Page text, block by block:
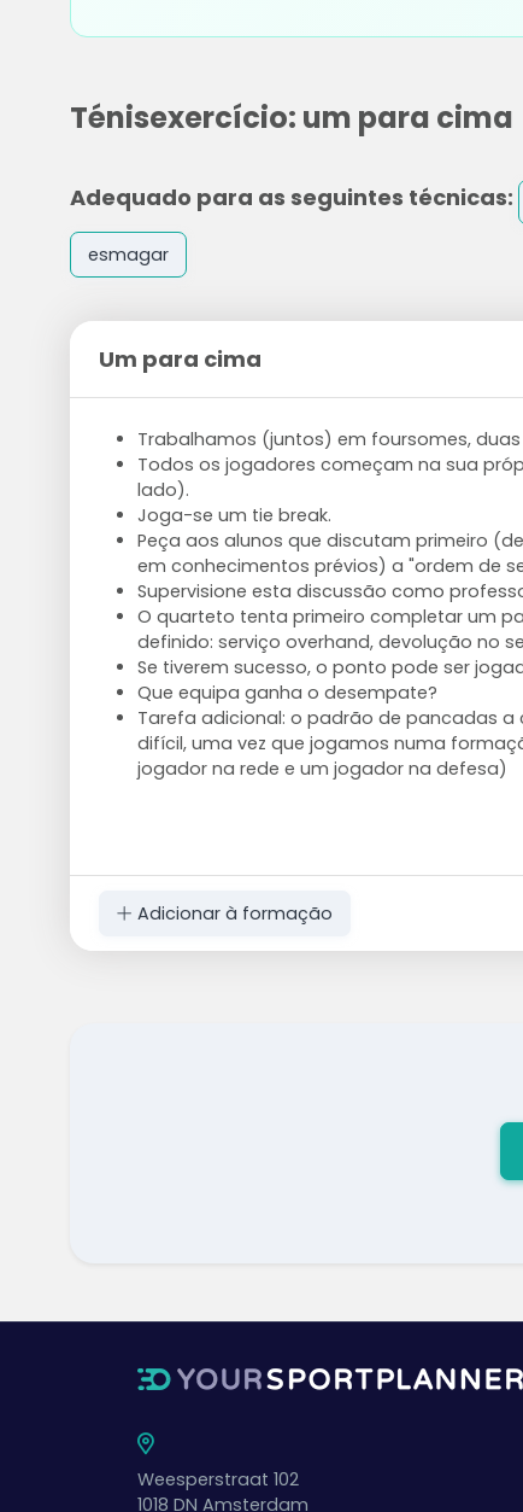
Ténisexercício: um para cima
Adequado para as seguintes técnicas:
esmagar
Um para cima
Trabalhamos (juntos) em foursomes,
Todos os jogadores começam na sua
lado).
Joga-se um tie break.
Peça aos alunos que discutam primeiro
em conhecimentos prévios) a "ordem de
Supervisione esta discussão como
O quarteto tenta primeiro completar um
definido: serviço overhand, devolução no
Se tiverem sucesso, o ponto pode ser
Que equipa ganha o desempate?
Tarefa adicional: o padrão de pancadas
difícil, uma vez que jogamos numa
jogador na rede e um jogador na defesa)
Adicionar à formação
Weesperstraat 102
1018 DN Amsterdam